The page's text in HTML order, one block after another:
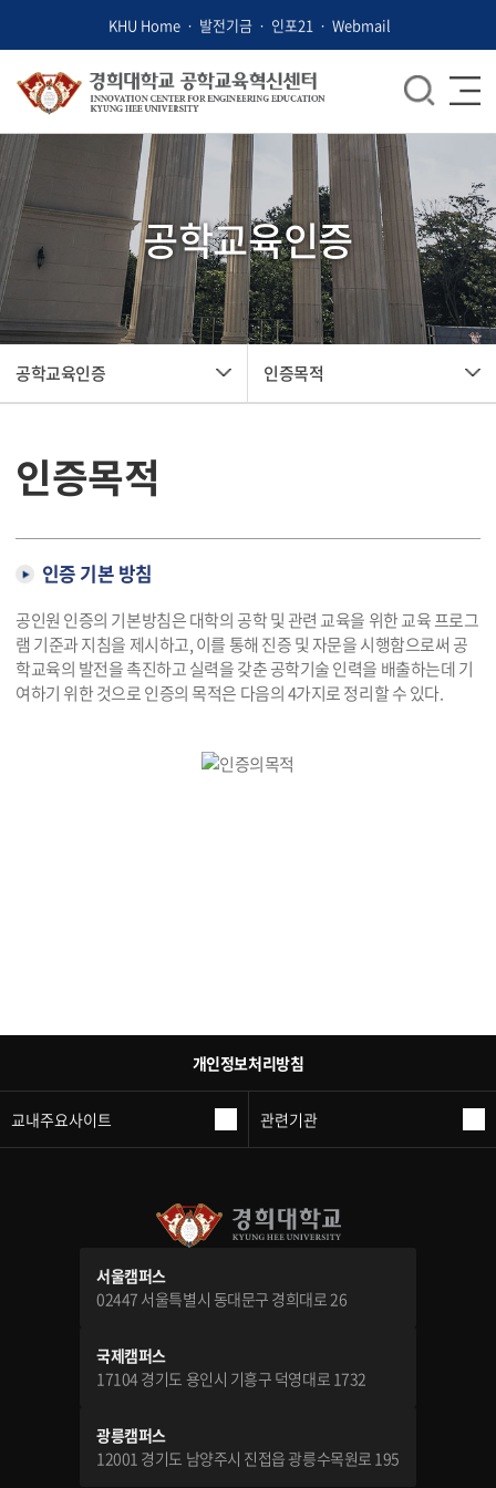
KHU Home 발전기금 인포21 Webmail
공학교육인증
공학교육인증 인증목적
인증목적
인증 기본 방침
공인원 인증의 기본방침은 대학의 공학 및 관련 교육을 위한 교육 프로그
램 기준과 지침을 제시하고, 이를 통해 진증 및 자문을 시행함으로써 공
학교육의 발전을 촉진하고 실력을 갖춘 공학기술 인력을 배출하는데 기
여하기 위한 것으로 인증의 목적은 다음의 4가지로 정리할 수 있다.
개인정보처리방침
교내주요사이트 관련기관
서울캠퍼스
02447 서울특별시 동대문구 경희대로 26
국제캠퍼스
17104 경기도 용인시 기흥구 덕영대로 1732
광릉캠퍼스
12001 경기도 남양주시 진접읍 광릉수목원로 195